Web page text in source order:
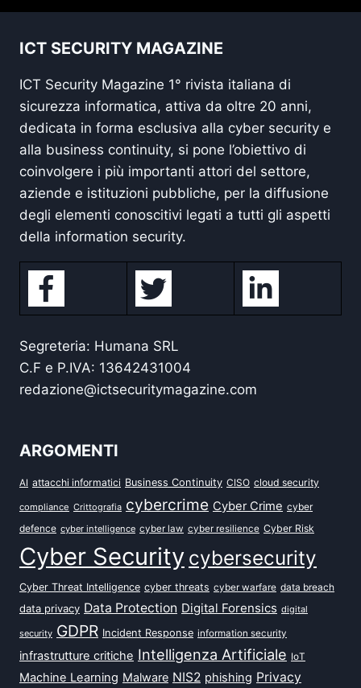
ICT SECURITY MAGAZINE
ICT Security Magazine 1° rivista italiana di
sicurezza informatica, attiva da oltre 20 anni,
dedicata in forma esclusiva alla cyber security e
alla business continuity, si pone l’obiettivo di
coinvolgere i più importanti attori del settore,
aziende e istituzioni pubbliche, per la diffusione
degli elementi conoscitivi legati a tutti gli aspetti
della information security.
Segreteria: Humana SRL
C.F e P.IVA: 13642431004
redazione@ictsecuritymagazine.com
ARGOMENTI
AI attacchi informatici Business Continuity CISO cloud security
compliance Crittografia cybercrime Cyber Crime cyber
defence cyber intelligence cyber law cyber resilience Cyber Risk
Cyber Security cybersecurity
Cyber Threat Intelligence cyber threats cyber warfare data breach
data privacy Data Protection Digital Forensics digital
security GDPR Incident Response information security
infrastrutture critiche Intelligenza Artificiale IoT
Machine Learning Malware NIS2 phishing Privacy